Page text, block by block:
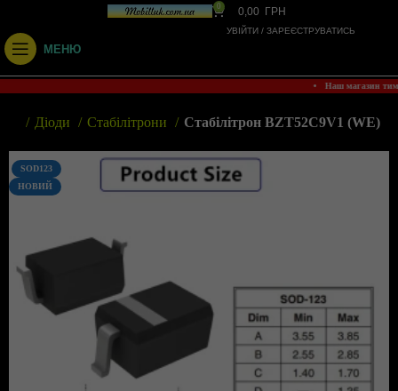
0 0,00 ГРН
УВІЙТИ / ЗАРЕЄСТРУВАТИСЬ
МЕНЮ
• Наш магазин
Діоди Стабілітрони Стабілітрон BZT52C9V1 (WE)
SOD123
НОВИЙ